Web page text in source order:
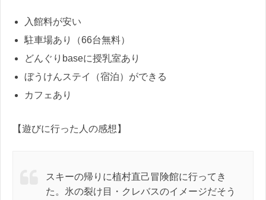
入館料が安い
駐車場あり（66台無料）
どんぐりbaseに授乳室あり
ぼうけんステイ（宿泊）ができる
カフェあり
【遊びに行った人の感想】
スキーの帰りに植村直己冒険館に行ってき
た。氷の裂け目・クレバスのイメージだそう